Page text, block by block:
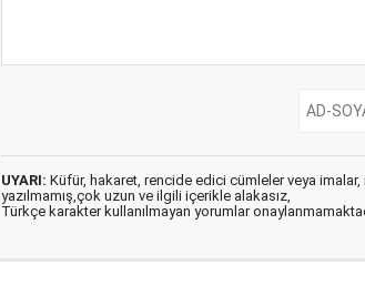
UYARI: Küfür, hakaret, rencide edici cümleler veya imalar,
yazılmamış,çok uzun ve ilgili içerikle alakasız,
Türkçe karakter kullanılmayan yorumlar